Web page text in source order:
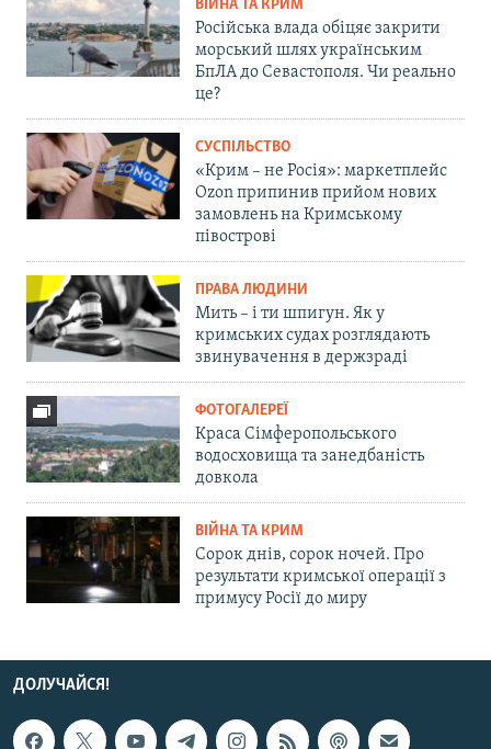
ВІЙНА ТА КРИМ
Російська влада обіцяє закрити
морський шлях українським
БпЛА до Севастополя. Чи реально
це?
СУСПІЛЬСТВО
«Крим – не Росія»: маркетплейс
Ozon припинив прийом нових
замовлень на Кримському
півострові
ПРАВА ЛЮДИНИ
Мить – і ти шпигун. Як у
кримських судах розглядають
звинувачення в держзраді
ФОТОГАЛЕРЕЇ
Краса Сімферопольського
водосховища та занедбаність
довкола
ВІЙНА ТА КРИМ
Сорок днів, сорок ночей. Про
результати кримської операції з
примусу Росії до миру
ДОЛУЧАЙСЯ!